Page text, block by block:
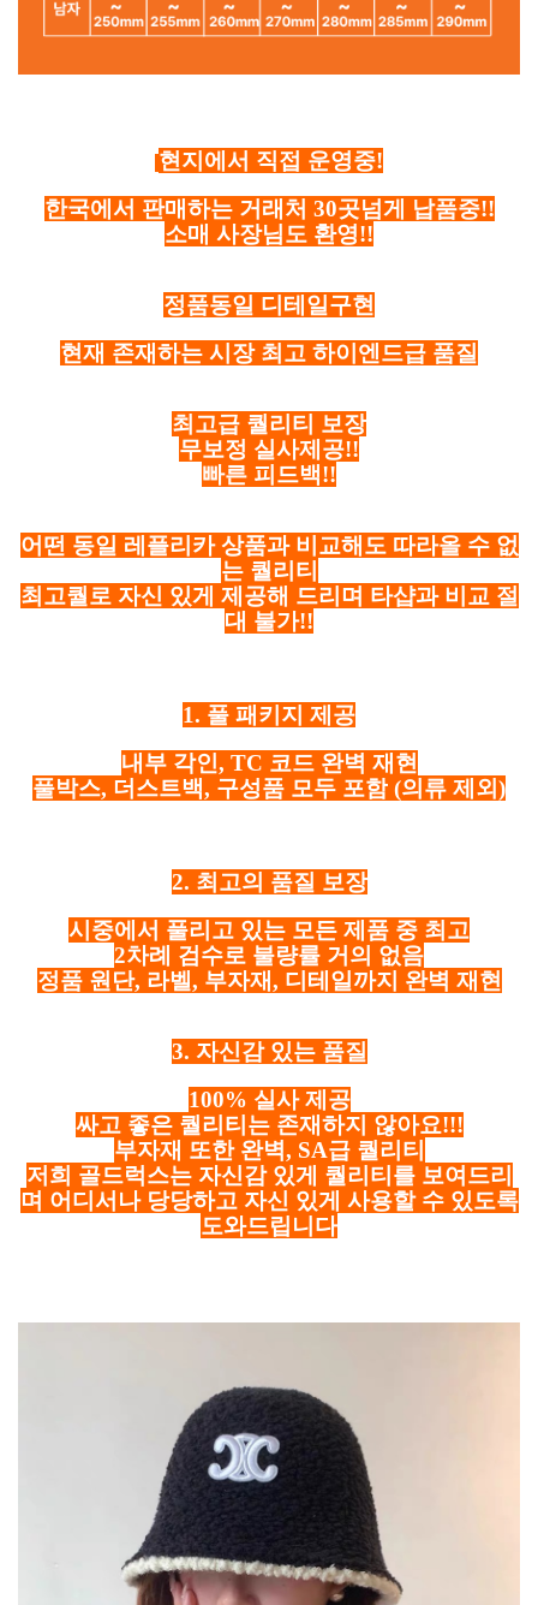
현지에서 직접 운영중!
한국에서 판매하는 거래처 30곳넘게 납품중!!
소매 사장님도 환영!!
정품동일 디테일구현
현재 존재하는 시장 최고 하이엔드급 품질
최고급 퀄리티 보장
무보정 실사제공!!
빠른 피드백!!
어떤 동일 레플리카 상품과 비교해도 따라올 수 없
는 퀄리티
최고퀄로 자신 있게 제공해 드리며 타샵과 비교 절
대 불가!!
1. 풀 패키지 제공
내부 각인, TC 코드 완벽 재현
풀박스, 더스트백, 구성품 모두 포함 (의류 제외)
2. 최고의 품질 보장
시중에서 풀리고 있는 모든 제품 중 최고
2차례 검수로 불량률 거의 없음
정품 원단, 라벨, 부자재, 디테일까지 완벽 재현
3. 자신감 있는 품질
100% 실사 제공
싸고 좋은 퀄리티는 존재하지 않아요!!!
부자재 또한 완벽, SA급 퀄리티
저희 골드럭스는 자신감 있게 퀄리티를 보여드리
며 어디서나 당당하고 자신 있게 사용할 수 있도록
도와드립니다